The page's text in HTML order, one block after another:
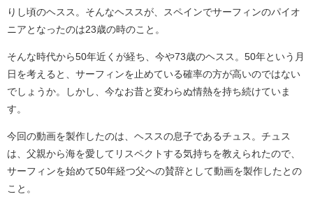
りし頃のヘスス。そんなヘススが、スペインでサーフィンのパイオ
ニアとなったのは23歳の時のこと。
そんな時代から50年近くが経ち、今や73歳のヘスス。50年という月
日を考えると、サーフィンを止めている確率の方が高いのではない
でしょうか。しかし、今なお昔と変わらぬ情熱を持ち続けていま
す。
今回の動画を製作したのは、ヘススの息子であるチュス。チュス
は、父親から海を愛してリスペクトする気持ちを教えられたので、
サーフィンを始めて50年経つ父への賛辞として動画を製作したとの
こと。